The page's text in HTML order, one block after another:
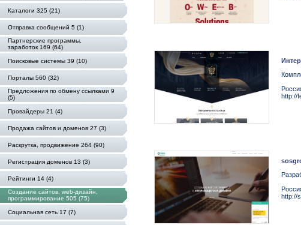
Каталоги 325 (21)
Отправка сообщений 5 (1)
Партнерские программы,
заработок 169 (64)
Поисковые системы 39 (10)
Порталы 560 (32)
Предложения по обмену ссылками 9
(5)
Провайдеры 21 (4)
Продажа сайтов и доменов 27 (3)
Раскрутка, продвижение 264 (90)
Регистрация доменов 13 (3)
Рейтинги 14 (4)
Создание сайтов, web-дизайн,
программирование 505 (75)
Социальная сеть 17 (7)
http://
http://